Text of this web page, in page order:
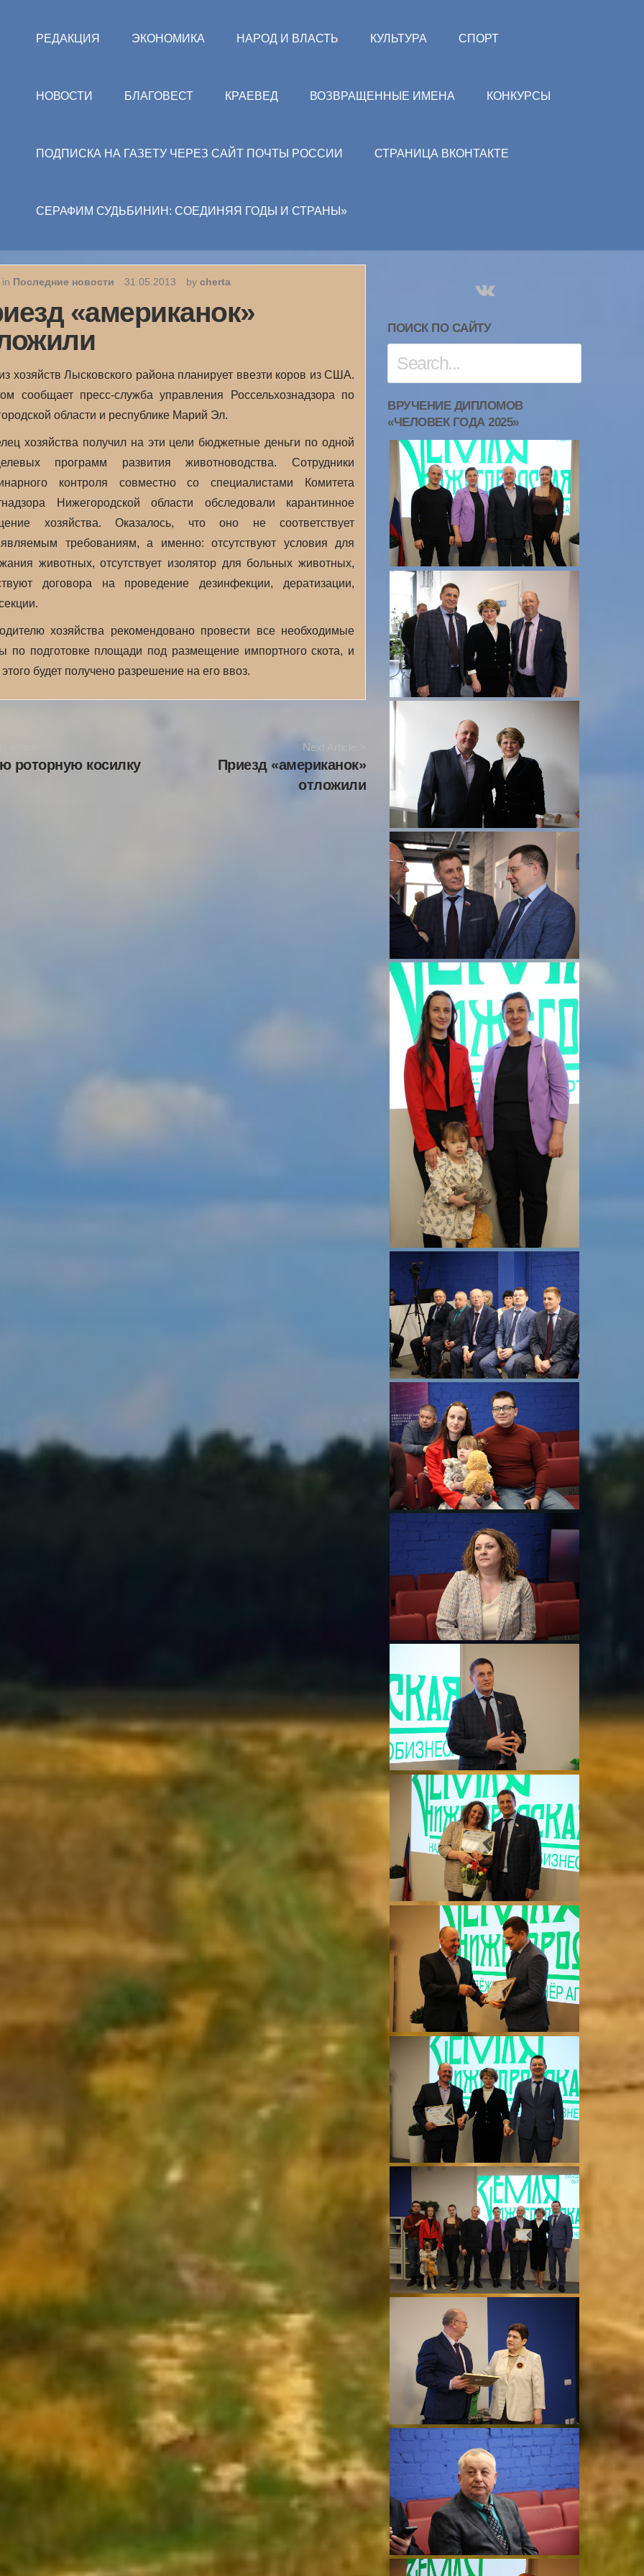
РЕДАКЦИЯ ЭКОНОМИКА НАРОД И ВЛАСТЬ КУЛЬТУРА СПОРТ
НОВОСТИ БЛАГОВЕСТ КРАЕВЕД ВОЗВРАЩЕННЫЕ ИМЕНА КОНКУРСЫ
ПОДПИСКА НА ГАЗЕТУ ЧЕРЕЗ САЙТ ПОЧТЫ РОССИИ СТРАНИЦА ВКОНТАКТЕ
СЕРАФИМ СУДЬБИНИН: СОЕДИНЯЯ ГОДЫ И СТРАНЫ»
Последние новости 31.05.2013 by cherta
«американок»
хозяйств Лысковского района планирует ввезти коров из США.
сообщает пресс-служба управления Россельхознадзора по
области и республике Марий Эл.
хозяйства получил на эти цели бюджетные деньги по одной
программ развития животноводства. Сотрудники
контроля совместно со специалистами Комитета
Нижегородской области обследовали карантинное
хозяйства. Оказалось, что оно не соответствует
требованиям, а именно: отсутствуют условия для
животных, отсутствует изолятор для больных животных,
договора на проведение дезинфекции, дератизации,
хозяйства рекомендовано провести все необходимые
по подготовке площади под размещение импортного скота, и
будет получено разрешение на его ввоз.
роторную косилку
Next Article >
Приезд «американок»
отложили
ПОИСК ПО САЙТУ
ВРУЧЕНИЕ ДИПЛОМОВ
«ЧЕЛОВЕК ГОДА 2025»